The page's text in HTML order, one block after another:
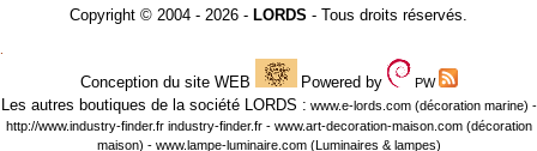
Copyright © 2004 - 2026 - LORDS - Tous droits réservés.
Conception du site WEB Powered by PW
Les autres boutiques de la société LORDS : www.e-lords.com(décoration marine) -
http://www.industry-finder.frindustry-finder.fr - www.art-decoration-maison.com(décoration
maison) - www.lampe-luminaire.com(Luminaires & lampes)